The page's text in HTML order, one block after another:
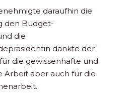
daraufhin die
den Budget-
die
dankte der
die gewissenhafte und
Arbeit aber auch für die